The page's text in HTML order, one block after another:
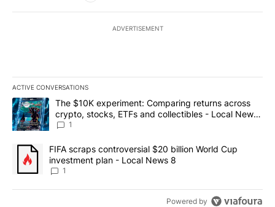
ADVERTISEMENT
ACTIVE CONVERSATIONS
The following is a list of the most commented articles in the last
A trending article titled "The $10K experiment: Comparing
The $10K experiment: Comparing returns across
crypto, stocks, ETFs and collectibles - Local News
8
1
A trending article titled "FIFA scraps controversial $20 billion
FIFA scraps controversial $20 billion World Cup
investment plan - Local News 8
1
Powered by